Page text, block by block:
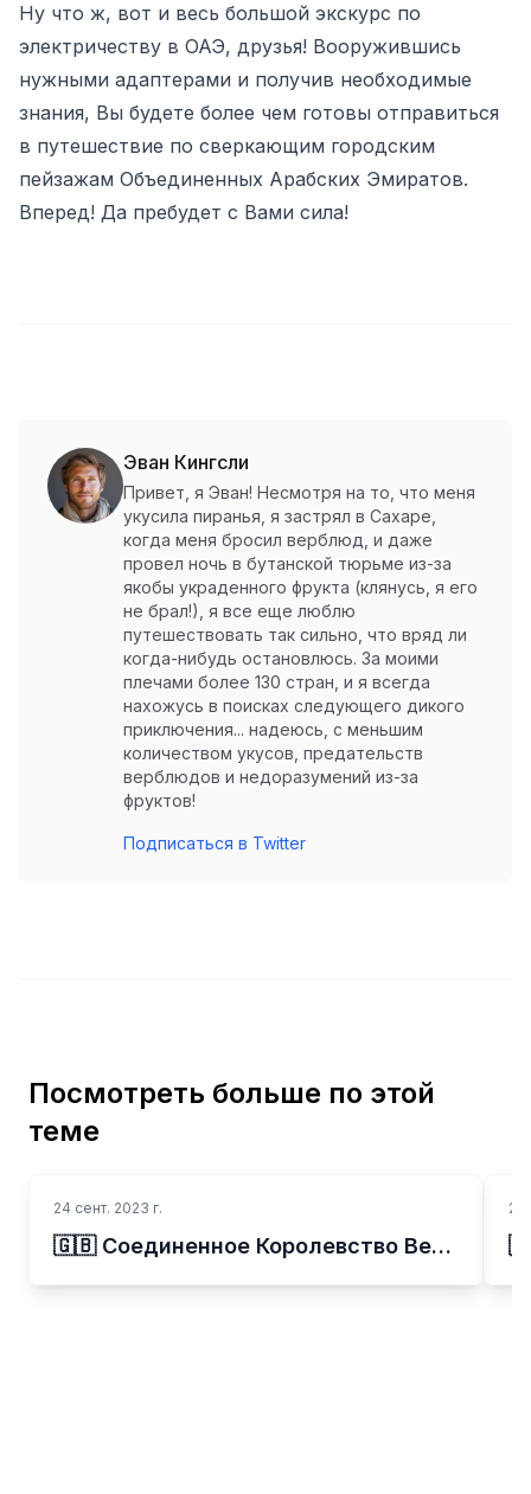
Ну что ж, вот и весь большой экскурс по
электричеству в ОАЭ, друзья! Вооружившись
нужными адаптерами и получив необходимые
знания, Вы будете более чем готовы отправиться
в путешествие по сверкающим городским
пейзажам Объединенных Арабских Эмиратов.
Вперед! Да пребудет с Вами сила!
Эван Кингсли
Привет, я Эван! Несмотря на то, что меня
укусила пиранья, я застрял в Сахаре,
когда меня бросил верблюд, и даже
провел ночь в бутанской тюрьме из-за
якобы украденного фрукта (клянусь, я его
не брал!), я все еще люблю
путешествовать так сильно, что вряд ли
когда-нибудь остановлюсь. За моими
плечами более 130 стран, и я всегда
нахожусь в поисках следующего дикого
приключения... надеюсь, с меньшим
количеством укусов, предательств
верблюдов и недоразумений из-за
фруктов!
Подписаться в Twitter
Посмотреть больше по этой
теме
24 сент. 2023 г.
🇬🇧 Соединенное Королевство Великобритании и Северной Ирландии
24